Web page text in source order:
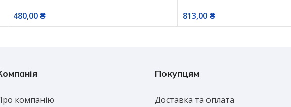
(OSTVENT)
480,00₴ 813,00₴
компанію
Покупцям
Доставка та оплата